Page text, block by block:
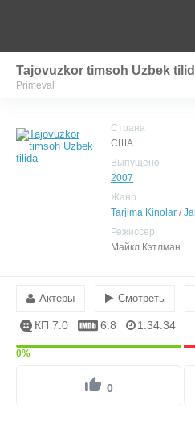
Tajovuzkor timsoh Uzbek
Primeval
Страна
США
Выпущено
2007
Жанр
Tarjima Kinolar /
Режиссер
Майкл Кэтлман
Актеры Смотреть
КП 7.0 6.8 1:34:34
0%
0